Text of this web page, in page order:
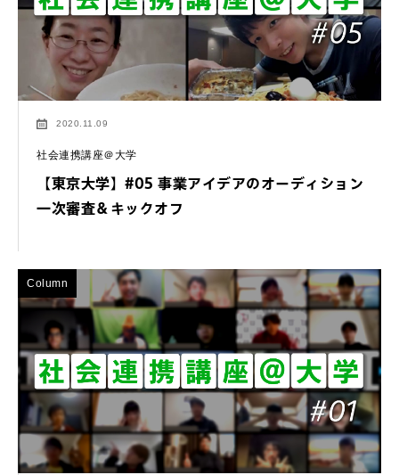
2020.11.09
社会連携講座＠大学
【東京大学】#05 事業アイデアのオーディション
一次審査＆キックオフ
Column